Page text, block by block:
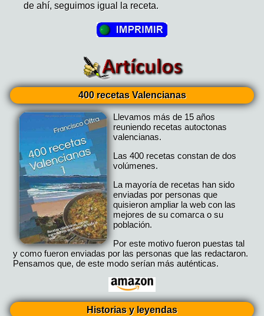
de ahí, seguimos igual la receta.
400 recetas Valencianas
Llevamos más de 15 años
reuniendo recetas autoctonas
valencianas.
Las 400 recetas constan de dos
volúmenes.
La mayoría de recetas han sido
enviadas por personas que
quisieron ampliar la web con las
mejores de su comarca o su
población.
Por este motivo fueron puestas tal
y como fueron enviadas por las personas que las redactaron.
Pensamos que, de este modo serían más auténticas.
Historias y leyendas